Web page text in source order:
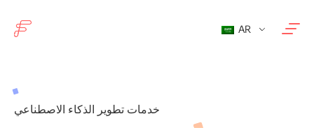
AR
خدمات تطوير الذكاء الاصطناعي